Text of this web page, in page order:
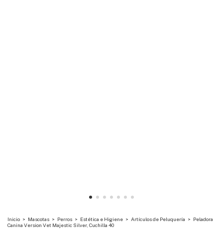
Inicio > Mascotas > Perros > Estética e Higiene > Artículos de Peluquería > Peladora
Canina Version Vet Majestic Silver, Cuchilla 40